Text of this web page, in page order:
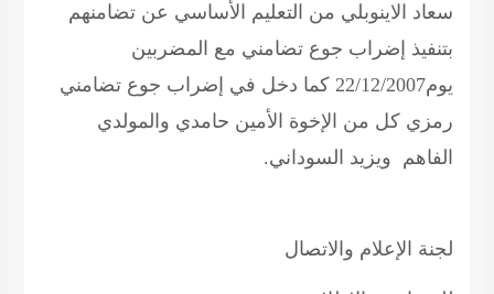
سعاد الاينوبلي من التعليم الأساسي عن تضامنهم
بتنفيذ إضراب جوع تضامني مع المضربين
يوم22/12/2007 كما دخل في إضراب جوع تضامني
رمزي كل من الإخوة الأمين حامدي والمولدي
الفاهم ويزيد السوداني.
لجنة الإعلام والاتصال